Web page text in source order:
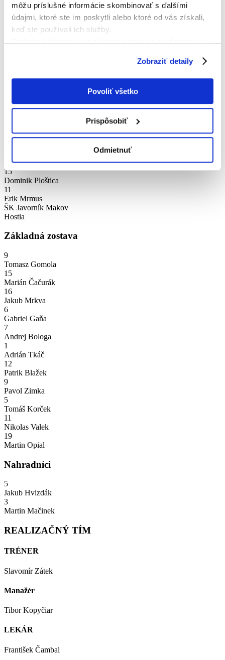
môžu príslušné informácie skombinovať s ďalšími
údajmi, ktoré ste im poskytli alebo ktoré od vás získali,
keď ste používali ich služby.
Podrobné informácie o súboroch cookies sa dozviete v
Zobraziť detaily
Povoliť všetko
Prispôsobiť
Odmietnuť
Dávid Druska
Gabriel Kubaščík
Patrik Štefunda
Nahradníci
Pavol Labuda
Richard Surma
15
Dominik Ploštica
11
Erik Mrmus
ŠK Javorník Makov
Hostia
Základná zostava
9
Tomasz Gomola
15
Marián Čačurák
16
Jakub Mrkva
6
Gabriel Gaňa
7
Andrej Bologa
1
Adrián Tkáč
12
Patrik Blažek
9
Pavol Zimka
5
Tomáš Korček
11
Nikolas Valek
19
Martin Opial
Nahradníci
5
Jakub Hvizdák
3
Martin Mačinek
REALIZAČNÝ TÍM
TRÉNER
Slavomír Zátek
Manažér
Tibor Kopyčiar
LEKÁR
František Čambal